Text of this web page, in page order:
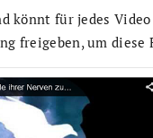
könnt für jedes
freigeben, um